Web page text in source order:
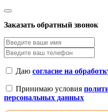
Заказать обратный звонок
Даю согласие на
Принимаю условия
персональных данных